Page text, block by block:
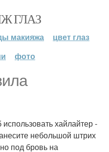
ГЛАЗ
макияжа
цвет глаз
фото
хайлайтер -
небольшой штрих
под бровь на